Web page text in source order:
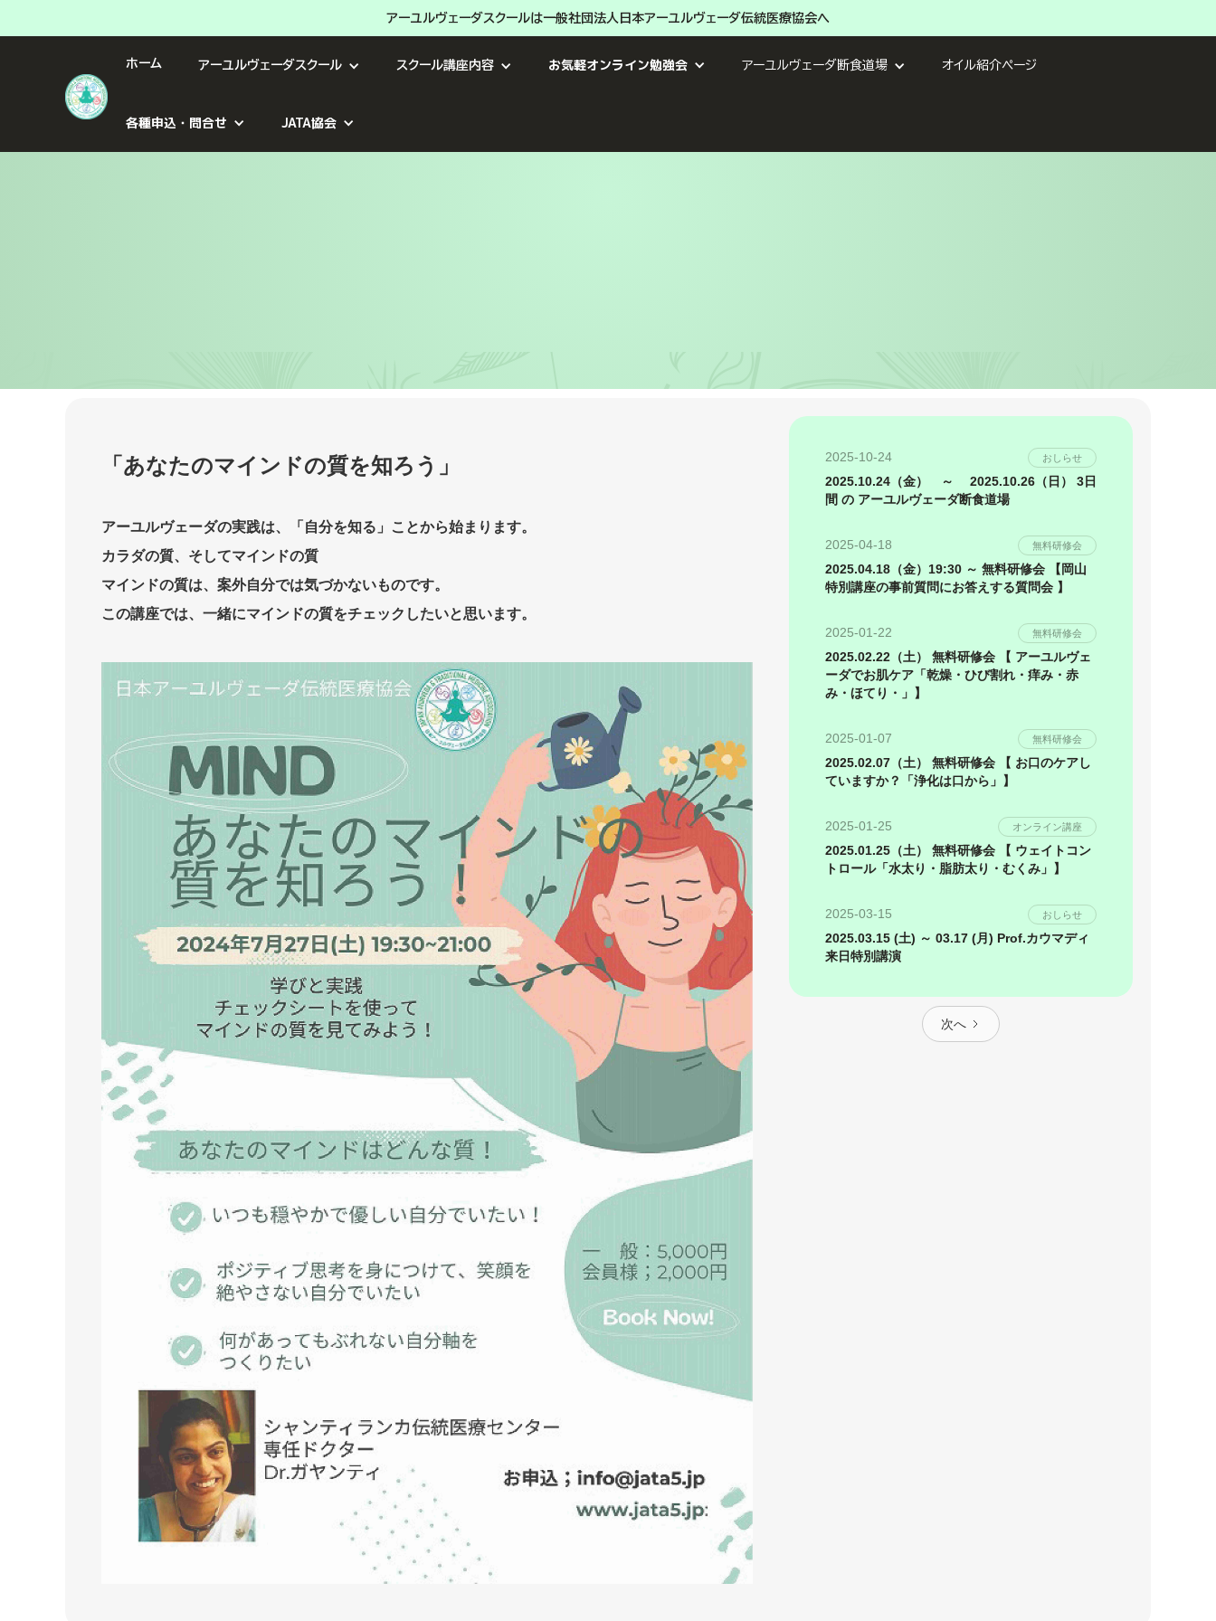
アーユルヴェーダスクールは一般社団法人日本アーユルヴェーダ伝統医療協会へ
ホーム アーユルヴェーダスクール スクール講座内容 お気軽オンライン勉強会 アーユルヴェーダ断食道場 オイル紹介ページ
各種申込・問合せ JATA協会
「あなたのマインドの質を知ろう」
アーユルヴェーダの実践は、「自分を知る」ことから始まります。
カラダの質、そしてマインドの質
マインドの質は、案外自分では気づかないものです。
この講座では、一緒にマインドの質をチェックしたいと思います。
2025-10-24 おしらせ
2025.10.24（金） ～ 2025.10.26（日） 3日
間 の アーユルヴェーダ断食道場
2025-04-18 無料研修会
2025.04.18（金）19:30 ～ 無料研修会 【岡山
特別講座の事前質問にお答えする質問会 】
2025-01-22 無料研修会
2025.02.22（土） 無料研修会 【 アーユルヴェ
ーダでお肌ケア「乾燥・ひび割れ・痒み・赤
み・ほてり・」】
2025-01-07 無料研修会
2025.02.07（土） 無料研修会 【 お口のケアし
ていますか？「浄化は口から」】
2025-01-25 オンライン講座
2025.01.25（土） 無料研修会 【 ウェイトコン
トロール「水太り・脂肪太り・むくみ」】
2025-03-15 おしらせ
2025.03.15 (土) ～ 03.17 (月) Prof.カウマディ
来日特別講演
次へ